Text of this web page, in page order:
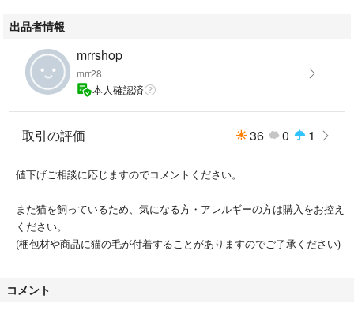
出品者情報
mrrshop
mrr28
本人確認済
取引の評価 36 0 1
値下げご相談に応じますのでコメントください。
また猫を飼っているため、気になる方・アレルギーの方は購入をお控え
ください。
(梱包材や商品に猫の毛が付着することがありますのでご了承ください)
コメント